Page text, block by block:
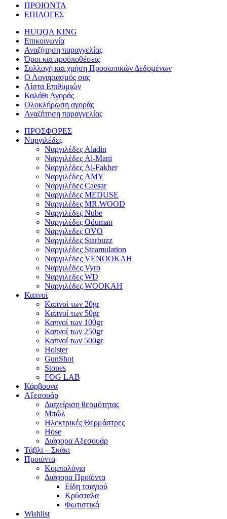
ΠΡΟΙΟΝΤΑ
ΕΠΙΛΟΓΕΣ
HUQQA KING
Επικοινωνία
Αναζήτηση παραγγελίας
Όροι και προϋποθέσεις
Συλλογή και χρήση Προσωπικών Δεδομένων
Ο Λογαριασμός σας
Λίστα Επιθυμιών
Καλάθι Αγοράς
Ολοκλήρωση αγοράς
Αναζήτηση παραγγελίας
ΠΡΟΣΦΟΡΕΣ
Ναργιλέδες
Ναργιλέδες Aladin
Ναργιλέδες Al-Mani
Ναργιλέδες Al-Fakher
Ναργιλέδες AΜΥ
Ναργιλέδες Caesar
Ναργιλέδες MEDUSE
Ναργιλέδες MR.WOOD
Ναργιλέδες Nube
Ναργιλέδες Oduman
Ναργιλεδες OVO
Ναργιλέδες Starbuzz
Ναργιλέδες Steamulation
Ναργιλέδες VENOOKAH
Ναργιλέδες Vyro
Ναργιλεδες WD
Ναργιλέδες WOOKAH
Καπνοί
Kαπνοί των 20gr
Kαπνοί των 50gr
Καπνοί των 100gr
Καπνοί των 250gr
Καπνοί των 500gr
Holster
GunShot
Stones
FOG LAB
Κάρβουνα
Αξεσουάρ
Διαχείριση θερμότητας
Μπώλ
Ηλεκτρικές Θερμάστρες
Hose
Διάφορα Αξεσουάρ
Τάβλι – Σκάκι
Προιόντα
Κομπολόγια
Διάφορα Προϊόντα
Είδη τσαγιού
Κρύσταλα
Φωτιστικά
Wishlist